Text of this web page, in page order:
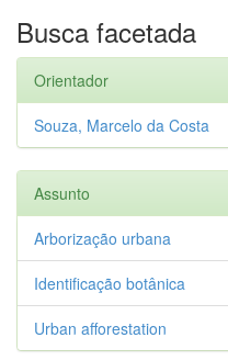
Busca facetada
Orientador
Souza, Marcelo da Costa
Assunto
Arborização urbana
Identificação botânica
Urban afforestation